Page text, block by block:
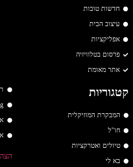
קטגוריות
המבקרת המוזיקלית
חו"ל
טיולים ואטרקציות
בא לי
חדשות טובות
עיצוב הבית
אפליקציות
פרסום בטלוויזיה
אתר מאומת